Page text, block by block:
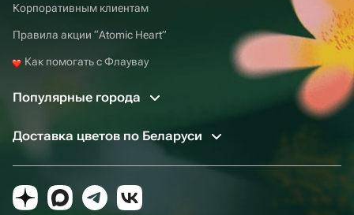
Корпоративным клиентам
Правила акции “Atomic Heart”
Как помогать с Флаувау
Популярные города
Доставка цветов по Беларуси